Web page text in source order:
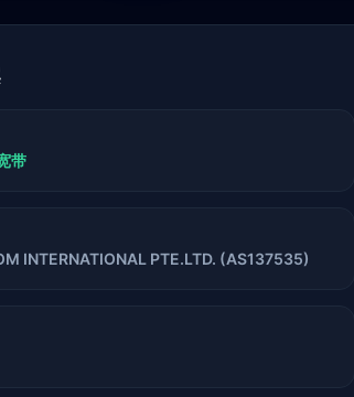
带
INTERNATIONAL PTE.LTD. (AS137535)